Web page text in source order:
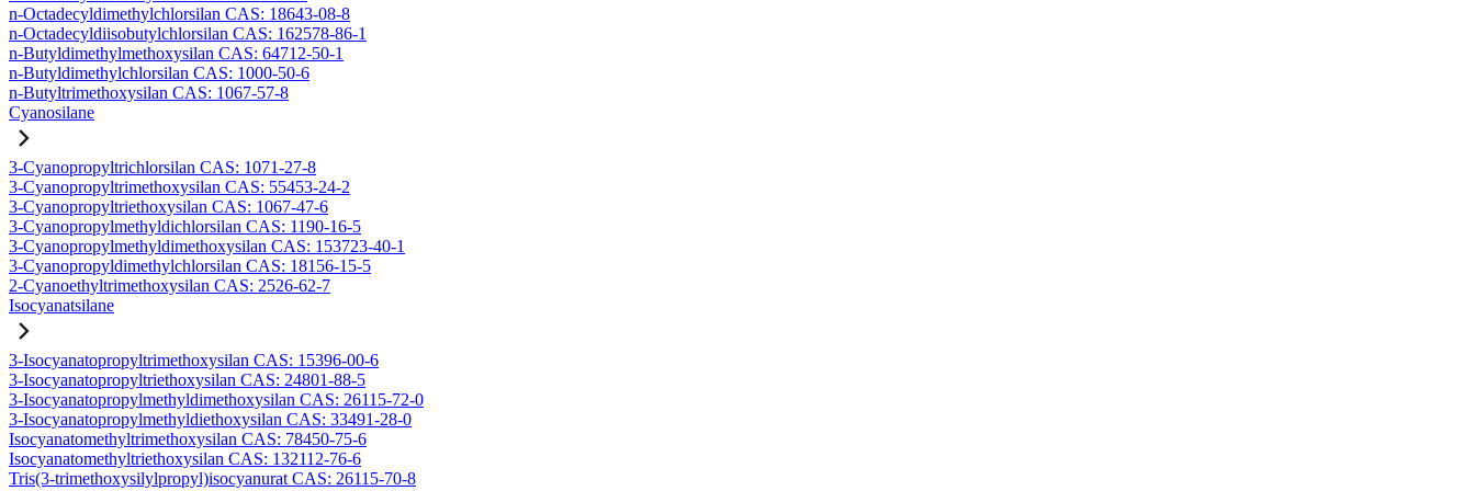
n-Octadecyldimethylchlorsilan CAS: 18643-08-8
n-Octadecyldiisobutylchlorsilan CAS: 162578-86-1
n-Butyldimethylmethoxysilan CAS: 64712-50-1
n-Butyldimethylchlorsilan CAS: 1000-50-6
n-Butyltrimethoxysilan CAS: 1067-57-8
Cyanosilane
3-Cyanopropyltrichlorsilan CAS: 1071-27-8
3-Cyanopropyltrimethoxysilan CAS: 55453-24-2
3-Cyanopropyltriethoxysilan CAS: 1067-47-6
3-Cyanopropylmethyldichlorsilan CAS: 1190-16-5
3-Cyanopropylmethyldimethoxysilan CAS: 153723-40-1
3-Cyanopropyldimethylchlorsilan CAS: 18156-15-5
2-Cyanoethyltrimethoxysilan CAS: 2526-62-7
Isocyanatsilane
3-Isocyanatopropyltrimethoxysilan CAS: 15396-00-6
3-Isocyanatopropyltriethoxysilan CAS: 24801-88-5
3-Isocyanatopropylmethyldimethoxysilan CAS: 26115-72-0
3-Isocyanatopropylmethyldiethoxysilan CAS: 33491-28-0
Isocyanatomethyltrimethoxysilan CAS: 78450-75-6
Isocyanatomethyltriethoxysilan CAS: 132112-76-6
Tris(3-trimethoxysilylpropyl)isocyanurat CAS: 26115-70-8